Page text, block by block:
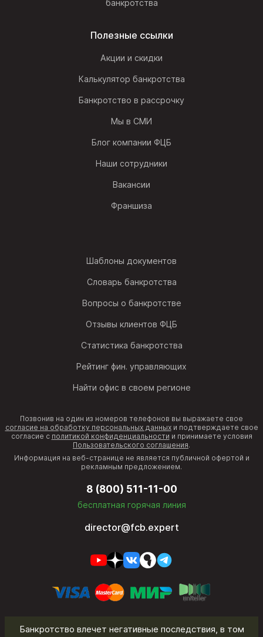
банкротства
Полезные ссылки
Акции и скидки
Калькулятор банкротства
Банкротство в рассрочку
Мы в СМИ
Блог компании ФЦБ
Наши сотрудники
Вакансии
Франшиза
Шаблоны документов
Словарь банкротства
Вопросы о банкротстве
Отзывы клиентов ФЦБ
Статистика банкротства
Рейтинг фин. управляющих
Найти офис в своем регионе
Позвонив на один из номеров телефонов вы выражаете свое
согласие на обработку персональных данныхи подтверждаете свое
согласие с политикой конфиденциальности и принимаете условия
Пользовательского соглашения.
Информация на веб-странице не является публичной офертой и
рекламным предложением.
8 (800) 511-11-00
бесплатная горячая линия
director@fcb.expert
Банкротство влечет негативные последствия, в том